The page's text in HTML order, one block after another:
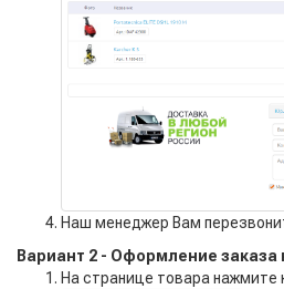
Наш менеджер Вам
Вариант 2 - Оформление заказа
На странице товара нажмите